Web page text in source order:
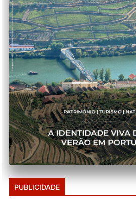
PUBLICIDADE